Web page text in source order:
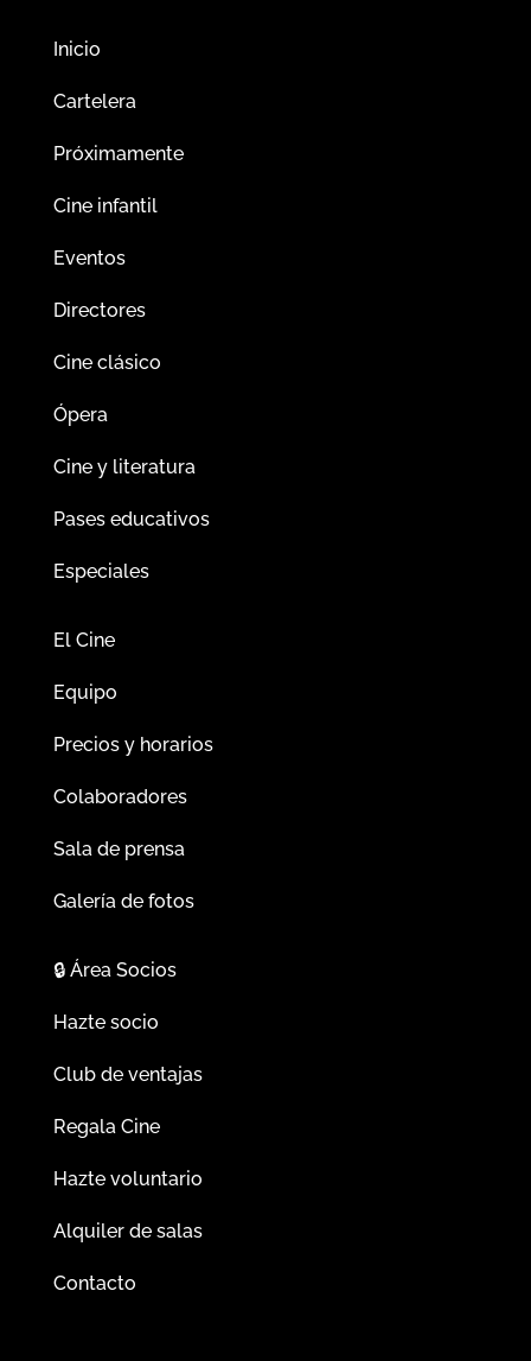
Inicio
Cartelera
Próximamente
Cine infantil
Eventos
Directores
Cine clásico
Ópera
Cine y literatura
Pases educativos
Especiales
El Cine
Equipo
Precios y horarios
Colaboradores
Sala de prensa
Galería de fotos
🔒Área Socios
Hazte socio
Club de ventajas
Regala Cine
Hazte voluntario
Alquiler de salas
Contacto